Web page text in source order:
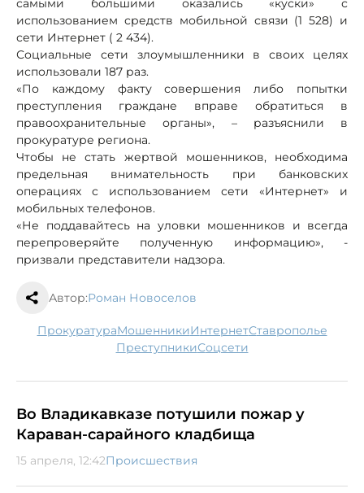
самыми большими оказались «куски» с
использованием средств мобильной связи (1 528) и
сети Интернет ( 2 434).
Социальные сети злоумышленники в своих целях
использовали 187 раз.
«По каждому факту совершения либо попытки
преступления граждане вправе обратиться в
правоохранительные органы», – разъяснили в
прокуратуре региона.
Чтобы не стать жертвой мошенников, необходима
предельная внимательность при банковских
операциях с использованием сети «Интернет» и
мобильных телефонов.
«Не поддавайтесь на уловки мошенников и всегда
перепроверяйте полученную информацию», -
призвали представители надзора.
Автор:Роман Новоселов
прокуратура мошенники Интернет Ставрополье
преступники соцсети
Во Владикавказе потушили пожар у
Караван-сарайного кладбища
15 апреля, 12:42Происшествия